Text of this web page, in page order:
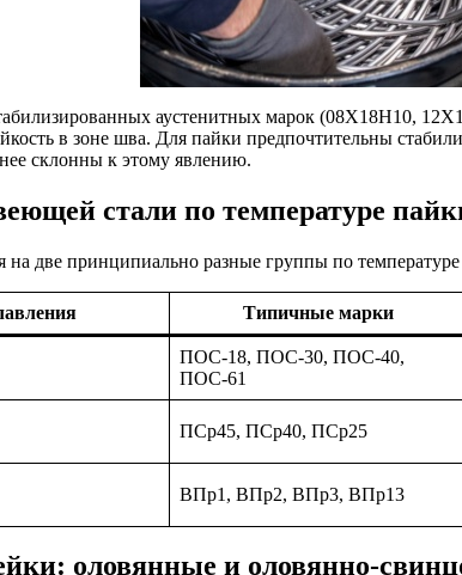
аустенитных марок (08Х18Н10,
в зоне шва. Для пайки предпочтительны
склонны к этому явлению.
стали по температуре
две принципиально разные группы по
Типичные марки
ПОС-18, ПОС-30, ПОС-40,
ПОС-61
ПСр45, ПСр40, ПСр25
ВПр1, ВПр2, ВПр3, ВПр13
оловянные и оловянно-